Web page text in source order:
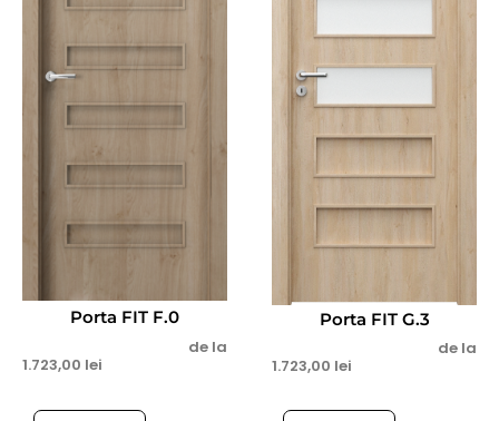
Porta FIT F.0
de la
1.723,00 lei
Porta FIT G.3
de la
1.723,00 lei